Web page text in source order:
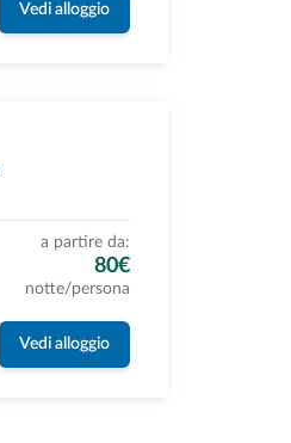
Vedi alloggio
a partire da:
80€
notte/persona
Vedi alloggio